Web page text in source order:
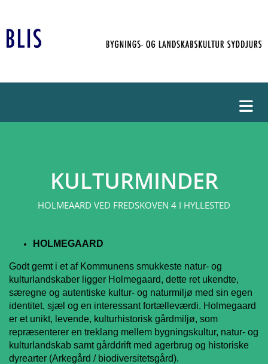
KULTURMINDER
HOLMEAARD VED FREDSKOVEN 4 I HYLLESTED
HOLMEGAARD
Godt gemt i et af Kommunens smukkeste natur- og
kulturlandskaber ligger Holmegaard, dette ret ukendte,
særegne og autentiske kultur- og naturmiljø med sin egen
identitet, sjæl og en interessant fortælleværdi. Holmegaard
er et unikt, levende, kulturhistorisk gårdmiljø, som
repræsenterer en treklang mellem bygningskultur, natur- og
kulturlandskab samt gårddrift med agerbrug og historiske
dyrearter (Arkegård / biodiversitetsgård).